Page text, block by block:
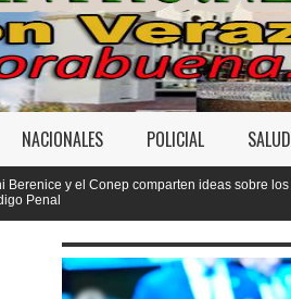
NACIONALES POLICIAL SALUD
ideas sobre los retos del nuevo